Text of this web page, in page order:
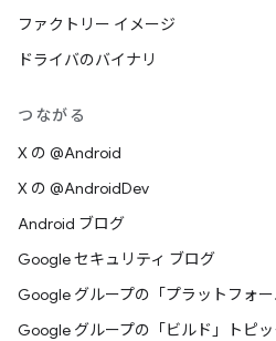
ファクトリー イメージ
ドライバのバイナリ
つながる
X の @Android
X の @AndroidDev
Android ブログ
Google セキュリティ ブログ
Google グループの「プラットフォ
Google グループの「ビルド」トピッ